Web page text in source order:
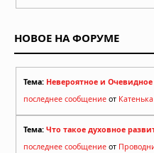
НОВОЕ НА ФОРУМЕ
Тема: Невероятное и Очевидное
последнее сообщение от Катенька
Тема: Что такое духовное
последнее сообщение от